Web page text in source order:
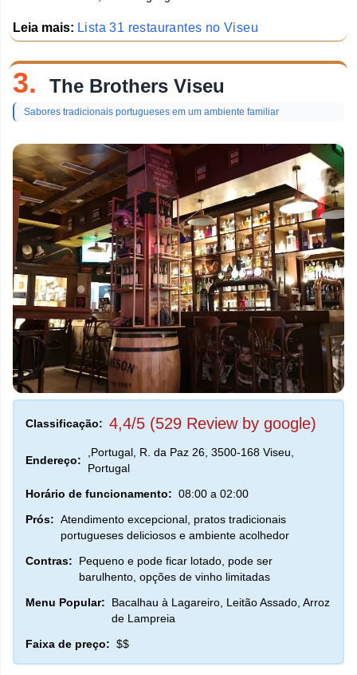
Leia mais: Lista 31 restaurantes no Viseu
3. The Brothers Viseu
Sabores tradicionais portugueses em um ambiente familiar
Classificação: 4,4/5 (529 Review by google)
Endereço:
,Portugal, R. da Paz 26, 3500-168 Viseu,
Portugal
Horário de funcionamento: 08:00 a 02:00
Prós: Atendimento excepcional, pratos tradicionais
portugueses deliciosos e ambiente acolhedor
Contras:
Pequeno e pode ficar lotado, pode ser
barulhento, opções de vinho limitadas
Menu Popular:
Bacalhau à Lagareiro, Leitão Assado, Arroz
de Lampreia
Faixa de preço: $$